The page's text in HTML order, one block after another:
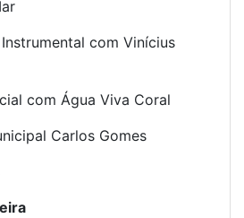
com Vinícius
com Água Viva Coral
Carlos Gomes